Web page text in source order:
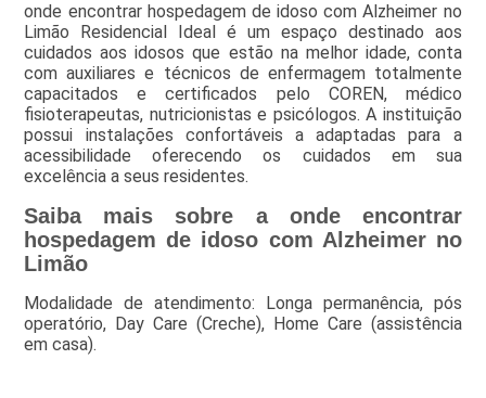
onde encontrar hospedagem de idoso com Alzheimer no
Limão Residencial Ideal é um espaço destinado aos
cuidados aos idosos que estão na melhor idade, conta
com auxiliares e técnicos de enfermagem totalmente
capacitados e certificados pelo COREN, médico
fisioterapeutas, nutricionistas e psicólogos. A instituição
possui instalações confortáveis a adaptadas para a
acessibilidade oferecendo os cuidados em sua
excelência a seus residentes.
Saiba mais sobre a onde encontrar
hospedagem de idoso com Alzheimer no
Limão
Modalidade de atendimento: Longa permanência, pós
operatório, Day Care (Creche), Home Care (assistência
em casa).